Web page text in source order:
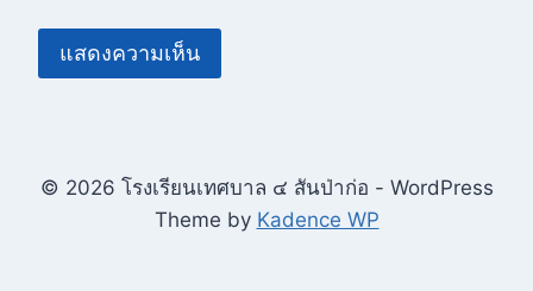
© 2026 โรงเรียนเทศบาล ๔ สันป่าก่อ - WordPress
Theme by Kadence WP